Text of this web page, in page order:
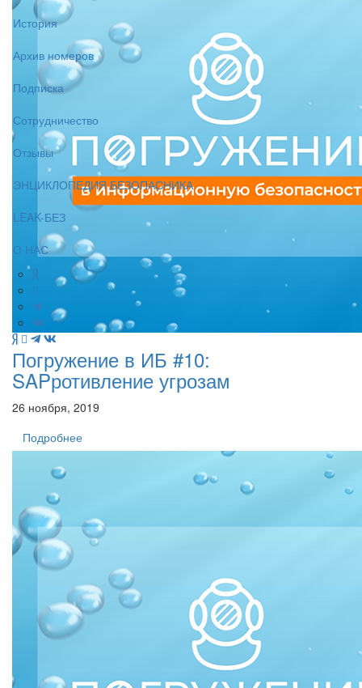
История
Архив номеров
Подписка
Сотрудничество
Отзывы
ЭНЦИКЛОПЕДИЯ БЕЗОПАСНИКА
LEAK-БЕЗ
О НАС
Погружение в ИБ #10:
SAPротивление угрозам
26 ноября, 2019
Подробнее